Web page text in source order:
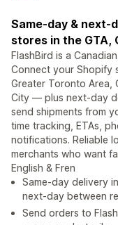
Same-day & next-
stores in the GTA,
FlashBird is a
Connect your Shopify
Greater Toronto Area,
City — plus next-day
send shipments from
time tracking, ETAs,
notifications. Reliable
merchants who want
English & Fren
Same-day delivery
next-day between
Send orders to